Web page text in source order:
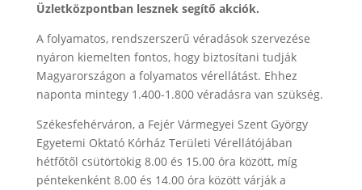
Üzletközpontban lesznek segítő akciók.
A folyamatos, rendszerszerű véradások szervezése
nyáron kiemelten fontos, hogy biztosítani tudják
Magyarországon a folyamatos vérellátást. Ehhez
naponta mintegy 1.400-1.800 véradásra van szükség.
Székesfehérváron, a Fejér Vármegyei Szent György
Egyetemi Oktató Kórház Területi Vérellátójában
hétfőtől csütörtökig 8.00 és 15.00 óra között, míg
péntekenként 8.00 és 14.00 óra között várják a